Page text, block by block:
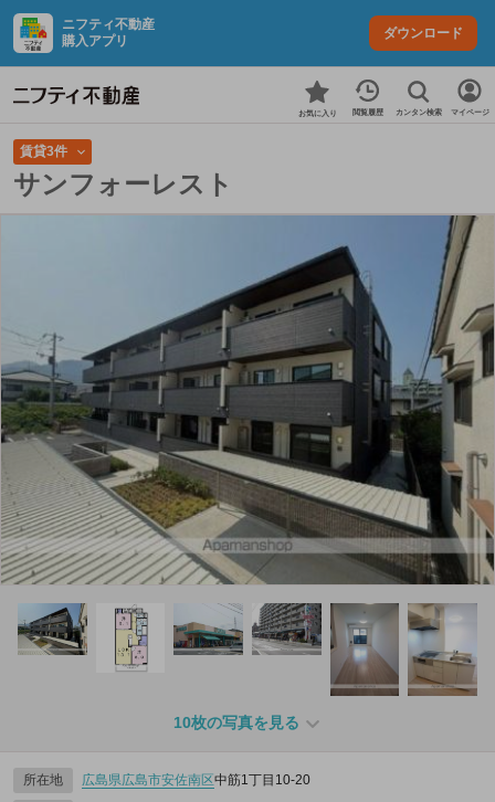
ニフティ不動産
購入アプリ
ダウンロード
お気に入り 閲覧履歴 カンタン検索 マイページ
賃貸3件
サンフォーレスト
10枚の写真を見る
所在地 広島県広島市安佐南区中筋1丁目10-20